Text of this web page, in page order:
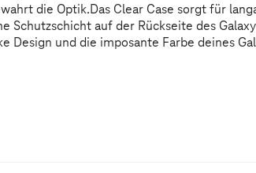
die Optik.Das Clear Case sorgt für
Schutzschicht auf der Rückseite des
Design und die imposante Farbe deines
Obwohl das transparente Material